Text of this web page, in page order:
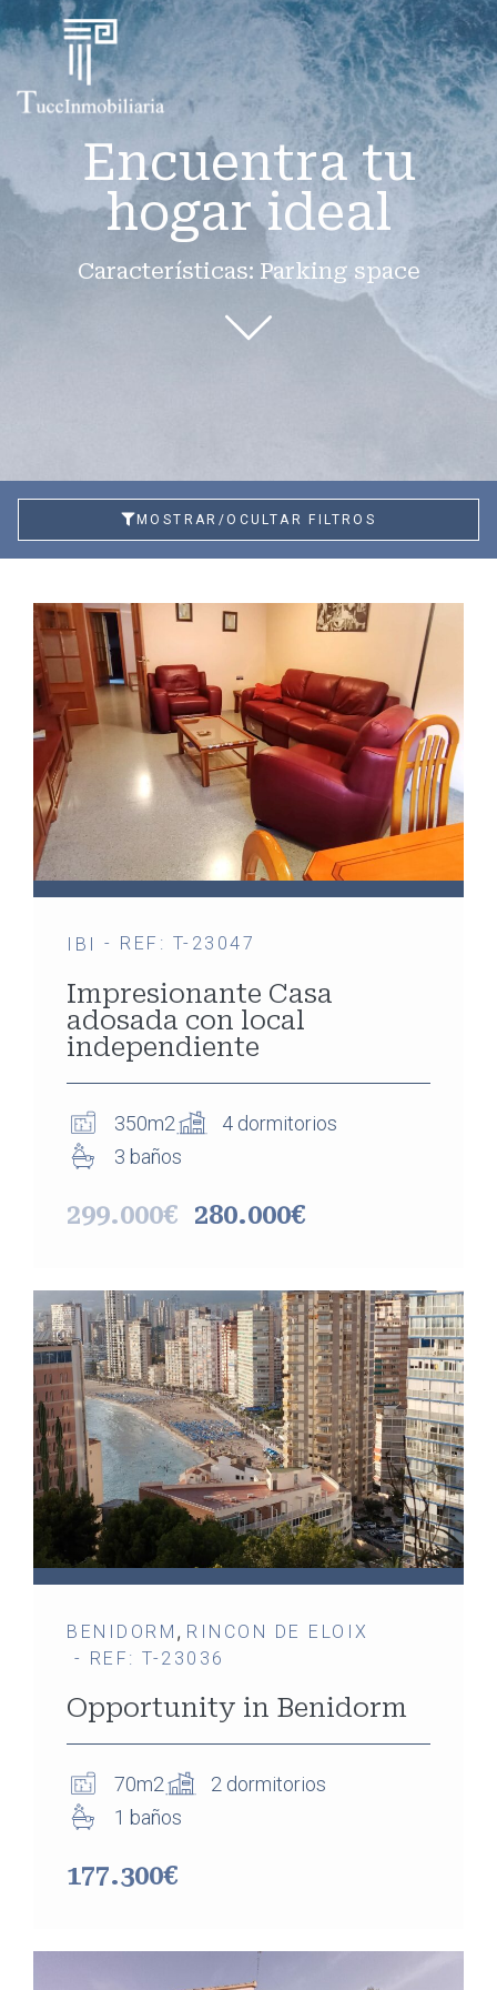
Encuentra tu
hogar ideal
Características: Parking space
MOSTRAR/OCULTAR FILTROS
IBI - REF: T-23047
Impresionante Casa
adosada con local
independiente
350m2
4 dormitorios
3 baños
299.000€ 280.000€
BENIDORM , RINCON DE ELOIX
- REF: T-23036
Opportunity in Benidorm
70m2
2 dormitorios
1 baños
177.300€